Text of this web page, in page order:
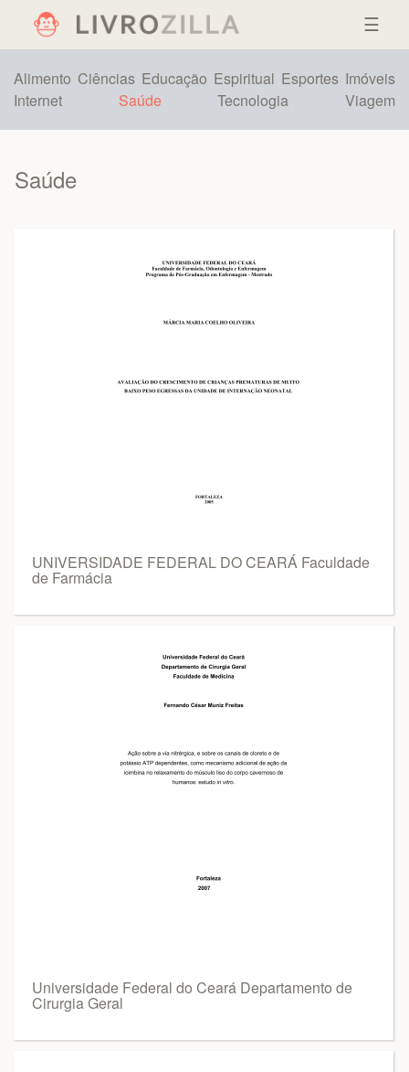
☰
Alimento Ciências Educação Espiritual Esportes Imóveis
Internet
Saúde Tecnologia Viagem
Saúde
UNIVERSIDADE FEDERAL DO CEARÁ Faculdade
de Farmácia
Universidade Federal do Ceará Departamento de
Cirurgia Geral